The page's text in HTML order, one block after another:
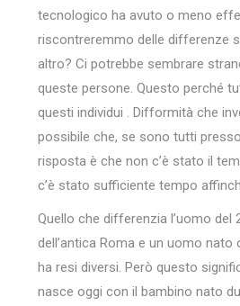
tecnologico ha avuto o meno
riscontreremmo delle differenze
altro? Ci potrebbe sembrare
queste persone. Questo perché
questi individui . Difformità che
possibile che, se sono tutti
risposta è che non c’è stato il
c’è stato sufficiente tempo
Quello che differenzia l’uomo
dell’antica Roma e un uomo
ha resi diversi. Però questo
nasce oggi con il bambino nato